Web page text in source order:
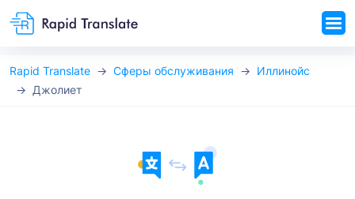
Rapid Translate Сферы обслуживания
Иллинойс
Джолиет